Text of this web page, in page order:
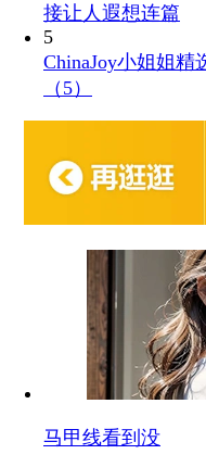
接让人遐想连篇
5
ChinaJoy小姐姐精
（5）
马甲线看到没